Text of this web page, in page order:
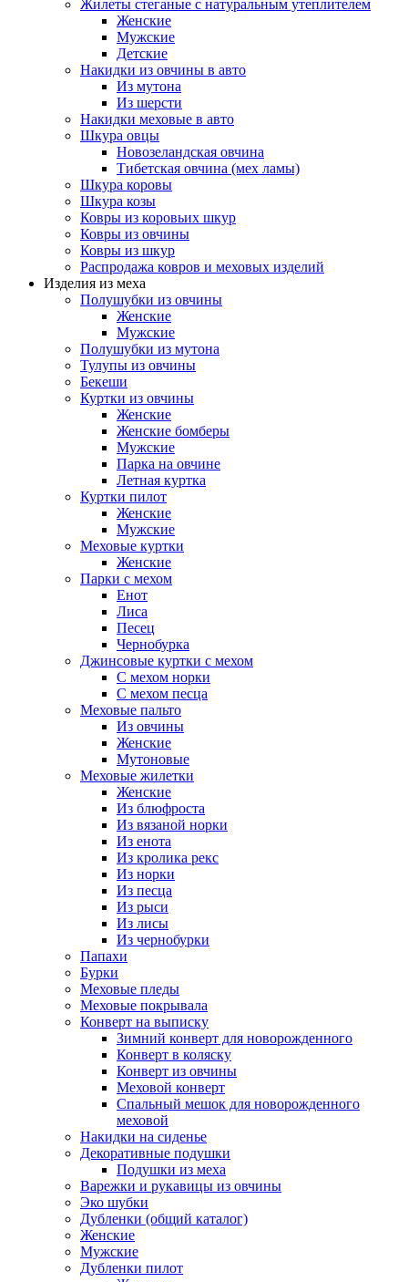
Жилеты стеганые с натуральным утеплителем
Женские
Мужские
Детские
Накидки из овчины в авто
Из мутона
Из шерсти
Накидки меховые в авто
Шкура овцы
Новозеландская овчина
Тибетская овчина (мех ламы)
Шкура коровы
Шкура козы
Ковры из коровьих шкур
Ковры из овчины
Ковры из шкур
Распродажа ковров и меховых изделий
Изделия из меха
Полушубки из овчины
Женские
Мужские
Полушубки из мутона
Тулупы из овчины
Бекеши
Куртки из овчины
Женские
Женские бомберы
Мужские
Парка на овчине
Летная куртка
Куртки пилот
Женские
Мужские
Меховые куртки
Женские
Парки с мехом
Енот
Лиса
Песец
Чернобурка
Джинсовые куртки с мехом
С мехом норки
С мехом песца
Меховые пальто
Из овчины
Женские
Мутоновые
Меховые жилетки
Женские
Из блюфроста
Из вязаной норки
Из енота
Из кролика рекс
Из норки
Из песца
Из рыси
Из лисы
Из чернобурки
Папахи
Бурки
Меховые пледы
Меховые покрывала
Конверт на выписку
Зимний конверт для новорожденного
Конверт в коляску
Конверт из овчины
Меховой конверт
Спальный мешок для новорожденного
меховой
Накидки на сиденье
Декоративные подушки
Подушки из меха
Варежки и рукавицы из овчины
Эко шубки
Дубленки (общий каталог)
Женские
Мужские
Дубленки пилот